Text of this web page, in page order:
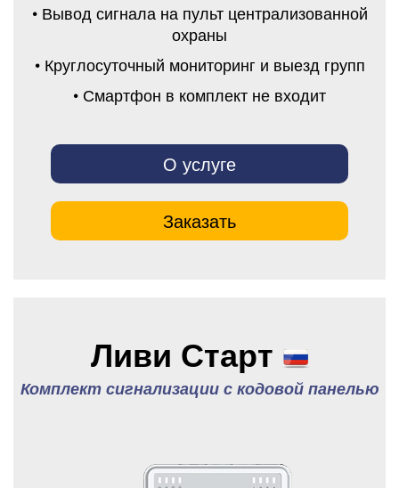
• Вывод сигнала на пульт централизованной
охраны
• Круглосуточный мониторинг и выезд групп
• Смартфон в комплект не входит
О услуге
Заказать
Ливи Старт
Комплект сигнализации с кодовой панелью